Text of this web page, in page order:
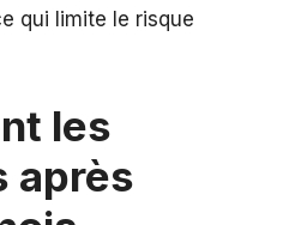
qui limite le risque
les
après